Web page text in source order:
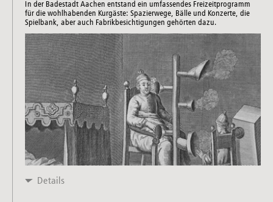
In der Badestadt Aachen entstand ein umfassendes Freizeitprogramm
für die wohlhabenden Kurgäste: Spazierwege, Bälle und Konzerte, die
Spielbank, aber auch Fabrikbesichtigungen gehörten dazu.
Details